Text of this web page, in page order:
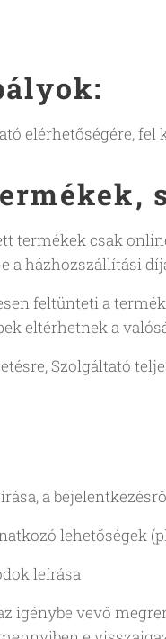
elérhetőségére,
termékek csak
a házhozszállítási
feltünteti a
eltérhetnek a
Szolgáltató
a
lehetőségek
leírása
igénybe vevő